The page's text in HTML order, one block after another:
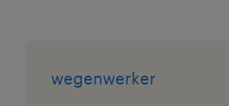
wegenwerker